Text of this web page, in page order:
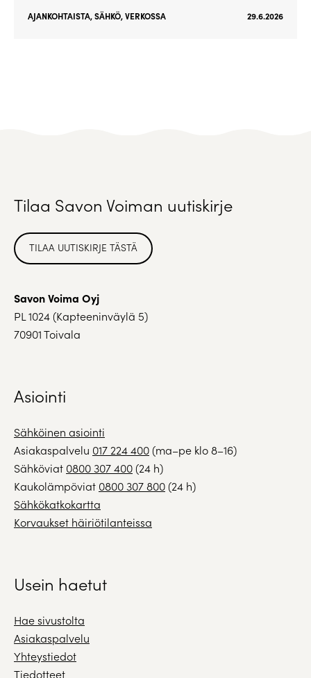
AJANKOHTAISTA,SÄHKÖ,VERKOSSA 29.6.2026
Tilaa Savon Voiman uutiskirje
TILAA UUTISKIRJE TÄSTÄ
Savon Voima Oyj
PL 1024 (Kapteeninväylä 5)
70901 Toivala
Asiointi
Sähköinen asiointi
Asiakaspalvelu 017 224 400(ma–pe klo 8–16)
Sähköviat 0800 307 400(24 h)
Kaukolämpöviat 0800 307 800(24 h)
Sähkökatkokartta
Korvaukset häiriötilanteissa
Usein haetut
Hae sivustolta
Asiakaspalvelu
Yhteystiedot
Tiedotteet